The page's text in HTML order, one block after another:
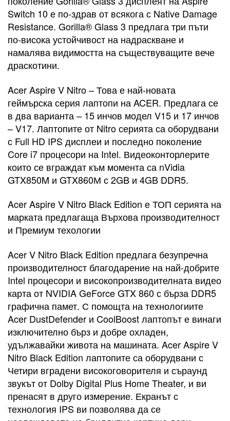
Switch 10 е по-здрав от всякога с Native Damage
Resistance. Gorilla® Glass 3 предлага три пъти
по-висока устойчивост на надраскване и
намалява видимостта на съществуващите вече
драскотини.
Acer Aspire V Nitro – Това е най-новата
геймърска серия лаптопи на ACER. Предлага се
в два варианта – 15 инчов модел V15 и 17 инчов
– V17. Лаптопите от Nitro серията са оборудвани
с Full HD IPS дисплеи и последно поколение
Core i7 процесори на Intel. Видеоконторлерите
които се вграждат към момента са nVidia
GTX850M и GTX860М с 2GB и 4GB DDR5.
Acer Aspire V Nitro Black Edition е ТОП серията на
марката предлагаща Върхова производителност
и Премиум техологии
Acer V Nitro Black Edition предлага безупречна
производителност благодарение на най-добрите
Intel процесори и високопроизводителната видео
карта от NVIDIA GeForce GTX 860 с бърза DDR5
графична памет. С помощта на технологиите
Acer DustDefender и CoolBoost лаптопът е винаги
изключително бърз и добре охладен,
удължавайки живота на машината. Acer Aspire V
Nitro Black Edition лаптопите са оборудвани с
Четири вградени високоговорителя и съраунд
звукът от Dolby Digital Plus Home Theater, и ви
пренасят в друго измерение. Екранът с
технология IPS ви позволява да се